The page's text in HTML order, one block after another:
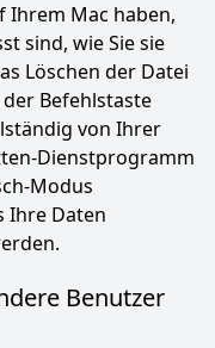
Ihrem Mac haben,
sind, wie Sie sie
Löschen der Datei
Befehlstaste
von Ihrer
Dienstprogramm
Modus
Ihre Daten
Benutzer